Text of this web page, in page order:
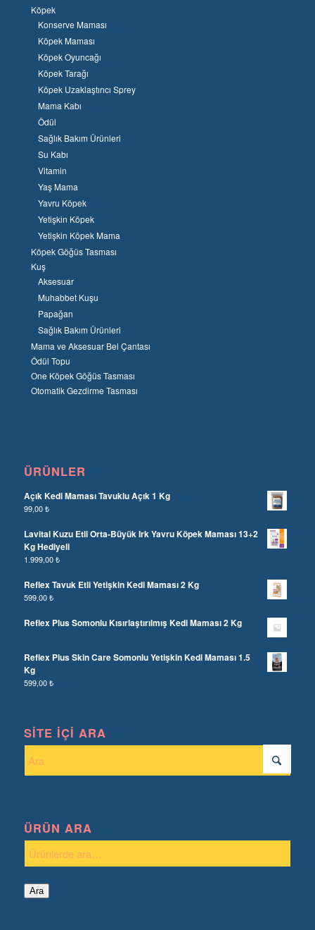
Köpek
Konserve Maması
Köpek Maması
Köpek Oyuncağı
Köpek Tarağı
Köpek Uzaklaştırıcı Sprey
Mama Kabı
Ödül
Sağlık Bakım Ürünleri
Su Kabı
Vitamin
Yaş Mama
Yavru Köpek
Yetişkin Köpek
Yetişkin Köpek Mama
Köpek Göğüs Tasması
Kuş
Aksesuar
Muhabbet Kuşu
Papağan
Sağlık Bakım Ürünleri
Mama ve Aksesuar Bel Çantası
Ödül Topu
One Köpek Göğüs Tasması
Otomatik Gezdirme Tasması
ÜRÜNLER
Açık Kedi Maması Tavuklu Açık 1 Kg
99,00₺
Lavital Kuzu Etli Orta-Büyük Irk Yavru Köpek Maması 13+2
Kg Hediyeli
1.999,00₺
Reflex Tavuk Etli Yetişkin Kedi Maması 2 Kg
599,00₺
Reflex Plus Somonlu Kısırlaştırılmış Kedi Maması 2 Kg
Reflex Plus Skin Care Somonlu Yetişkin Kedi Maması 1.5
Kg
599,00₺
SITE İÇI ARA
ÜRÜN ARA
Ara